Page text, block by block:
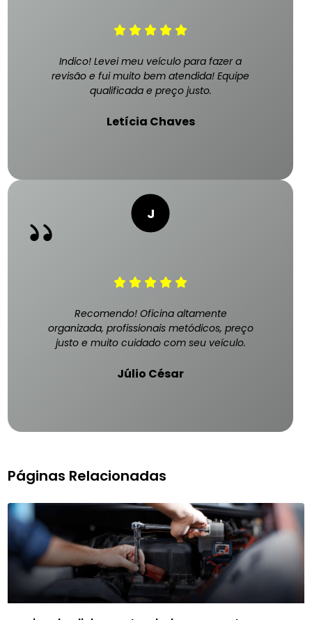
Indico! Levei meu veículo para fazer a
revisão e fui muito bem atendida! Equipe
qualificada e preço justo.
Letícia Chaves
Recomendo! Oficina altamente
organizada, profissionais metódicos, preço
justo e muito cuidado com seu veículo.
Júlio César
Páginas Relacionadas